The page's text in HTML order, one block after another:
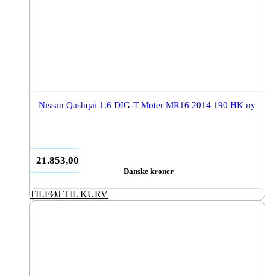
Nissan Qashqai 1.6 DIG-T Moter MR16 2014 190 HK ny
21.853,00
Danske kroner
TILFØJ TIL KURV